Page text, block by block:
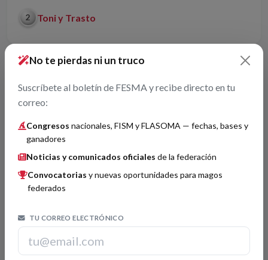
2 Toni y Trasto
1 Tino y Oriol
2 Dani DaOrtiz
2
3
3 Juan Manuel Marcos
Grandes Ilusiones
No te pierdas ni un truco
Suscríbete al boletín de FESMA y recibe directo en tu
correo:
Congresos nacionales, FISM y FLASOMA — fechas, bases y
ganadores
Noticias y comunicados oficiales de la federación
Convocatorias y nuevas oportunidades para magos
federados
TU CORREO ELECTRÓNICO